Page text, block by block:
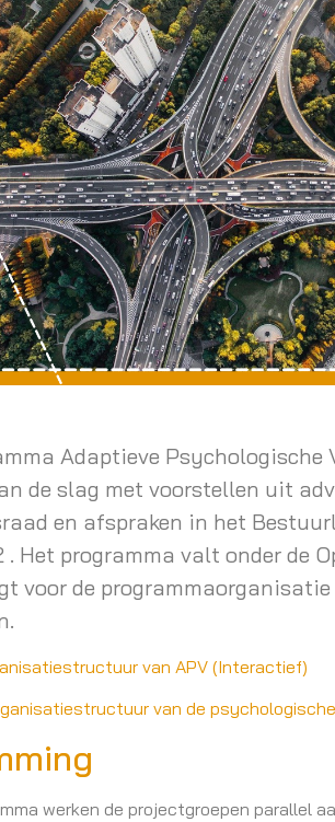
Adaptieve Psychologische
de slag met voorstellen uit
en afspraken in het
. Het programma valt onder de
voor de programmaorganisatie
van APV (Interactief)
van de
werken de projectgroepen parallel